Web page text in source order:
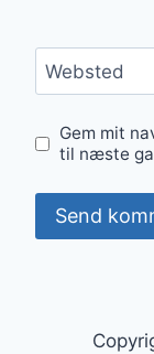
Websted
Gem mit
til næste